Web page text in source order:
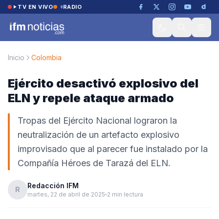
Saltar al contenido
TV EN VIVO RADIO
Inicio Colombia
Ejército desactivó explosivo del
ELN y repele ataque armado
Tropas del Ejército Nacional lograron la
neutralización de un artefacto explosivo
improvisado que al parecer fue instalado por la
Compañía Héroes de Tarazá del ELN.
R Redacción IFM
martes, 22 de abril de 2025 2 min lectura